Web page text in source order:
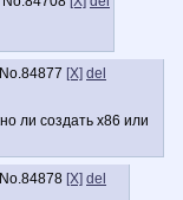
No.84877 [X] del
ли создать x86 или
No.84878 [X] del